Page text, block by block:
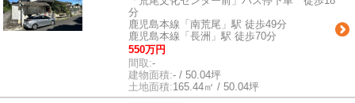
分
鹿児島本線「南荒尾」駅 徒歩49分
鹿児島本線「長洲」駅 徒歩70分
550万円
間取:-
建物面積:- / 50.04坪
土地面積:165.44㎡ / 50.04坪